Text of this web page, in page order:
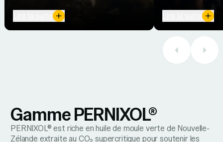
différenciation des cellules responsables
de la résorption osseuse (ostéoclastes).
Lire la suite
Gamme PERNIXOL®
PERNIXOL® est riche en huile de moule verte de Nouvelle-
Zélande extraite au CO₂ supercritique pour soutenir les